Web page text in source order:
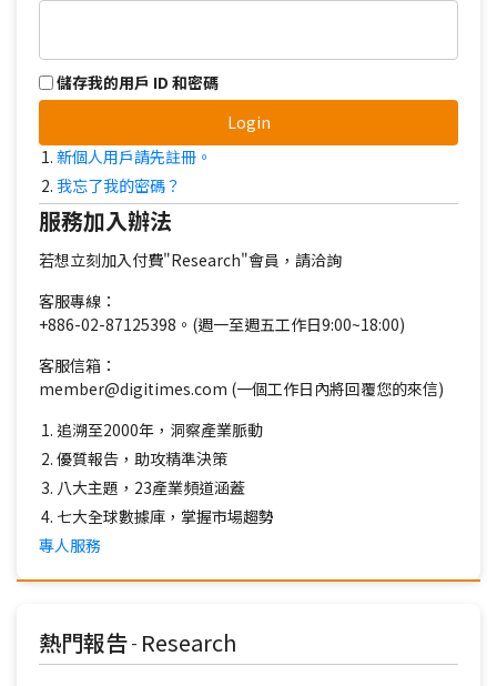
儲存我的用戶 ID 和密碼
Login
新個人用戶請先註冊。
我忘了我的密碼？
服務加入辦法
若想立刻加入付費"Research"會員，請洽詢
客服專線：
+886-02-87125398。(週一至週五工作日9:00~18:00)
客服信箱：
member@digitimes.com (一個工作日內將回覆您的來信)
追溯至2000年，洞察產業脈動
優質報告，助攻精準決策
八大主題，23產業頻道涵蓋
七大全球數據庫，掌握市場趨勢
專人服務
熱門報告 - Research